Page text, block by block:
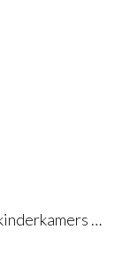
…